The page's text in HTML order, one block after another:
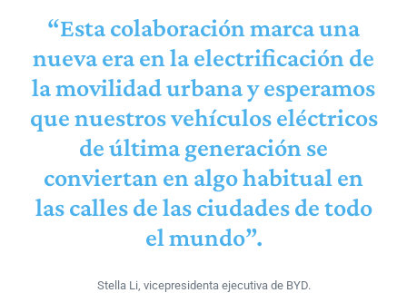
“Esta colaboración marca una
nueva era en la electrificación de
la movilidad urbana y esperamos
que nuestros vehículos eléctricos
de última generación se
conviertan en algo habitual en
las calles de las ciudades de todo
el mundo”.
Stella Li, vicepresidenta ejecutiva de BYD.